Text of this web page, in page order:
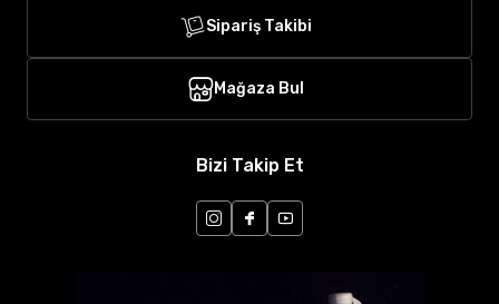
Sipariş Takibi
Mağaza Bul
Bizi Takip Et